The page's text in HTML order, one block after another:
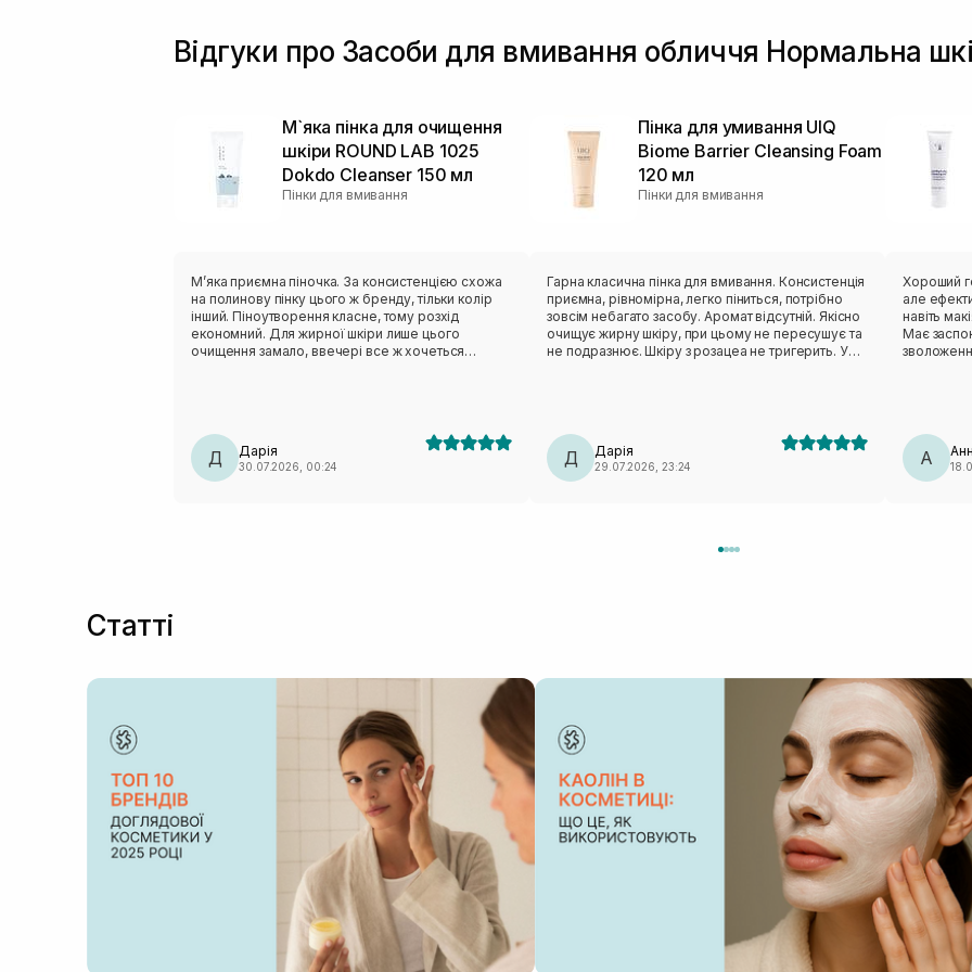
Відгуки про Засоби для вмивання обличчя Нормальна
М`яка пінка для очищення
шкіри ROUND LAB 1025
Dokdo Cleanser 150 мл
Пінки для вмивання
Мʼяка приємна піночка. За консистенцією схожа
на полинову пінку цього ж бренду, тільки колір
інший. Піноутворення класне, тому розхід
економний. Для жирної шкіри лише цього
очищення замало, ввечері все ж хочеться
Д Дарія
30.07.2026, 00:24
Пінка для умивання UIQ
Biome Barrier Cleansing Foam
120 мл
Пінки для вмивання
Гарна класична пінка для вмивання. Консистенція
приємна, рівномірна, легко піниться, потрібно
зовсім небагато засобу. Аромат відсутній. Якісно
очищує жирну шкіру, при цьому не пересушує та
не подразнює. Шкіру з розацеа не тригерить. У
проте око муляє оця щілина між кришечкою та
баночкою. Висновок: за свої кошти — дуже крута,
якісна вмивачка.
Д Дарія
29.07.2026, 23:24
Хороший
але
навіть
Має
А
Статті